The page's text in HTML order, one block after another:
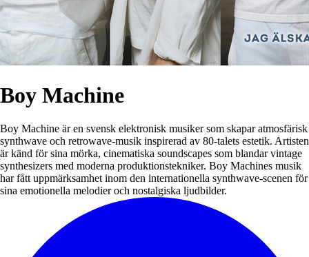
Boy Machine
Boy Machine är en svensk elektronisk musiker som skapar atmosfärisk
synthwave och retrowave-musik inspirerad av 80-talets estetik. Artisten
är känd för sina mörka, cinematiska soundscapes som blandar vintage
synthesizers med moderna produktionstekniker. Boy Machines musik
har fått uppmärksamhet inom den internationella synthwave-scenen för
sina emotionella melodier och nostalgiska ljudbilder.